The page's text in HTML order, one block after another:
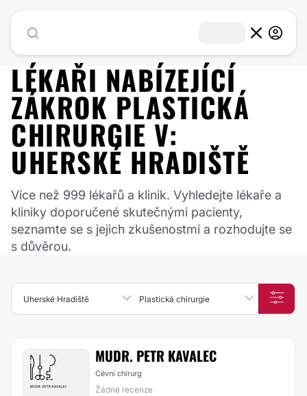
LÉKAŘI NABÍZEJÍCÍ
ZÁKROK PLASTICKÁ
CHIRURGIE V:
UHERSKÉ HRADIŠTĚ
Více než 999 lékařů a klinik. Vyhledejte lékaře a
kliniky doporučené skutečnými pacienty,
seznamte se s jejich zkušenostmi a rozhodujte se
s důvěrou.
Uherské Hradiště Plastická chirurgie
MUDR. PETR KAVALEC
Cévní chirurg
Žádné recenze